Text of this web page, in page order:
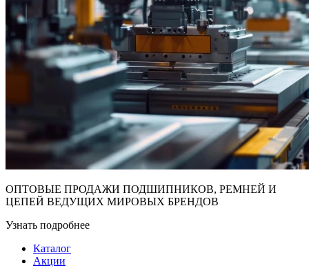
ОПТОВЫЕ ПРОДАЖИ ПОДШИПНИКОВ, РЕМНЕЙ И
ЦЕПЕЙ ВЕДУЩИХ МИРОВЫХ БРЕНДОВ
Узнать подробнее
Каталог
Акции